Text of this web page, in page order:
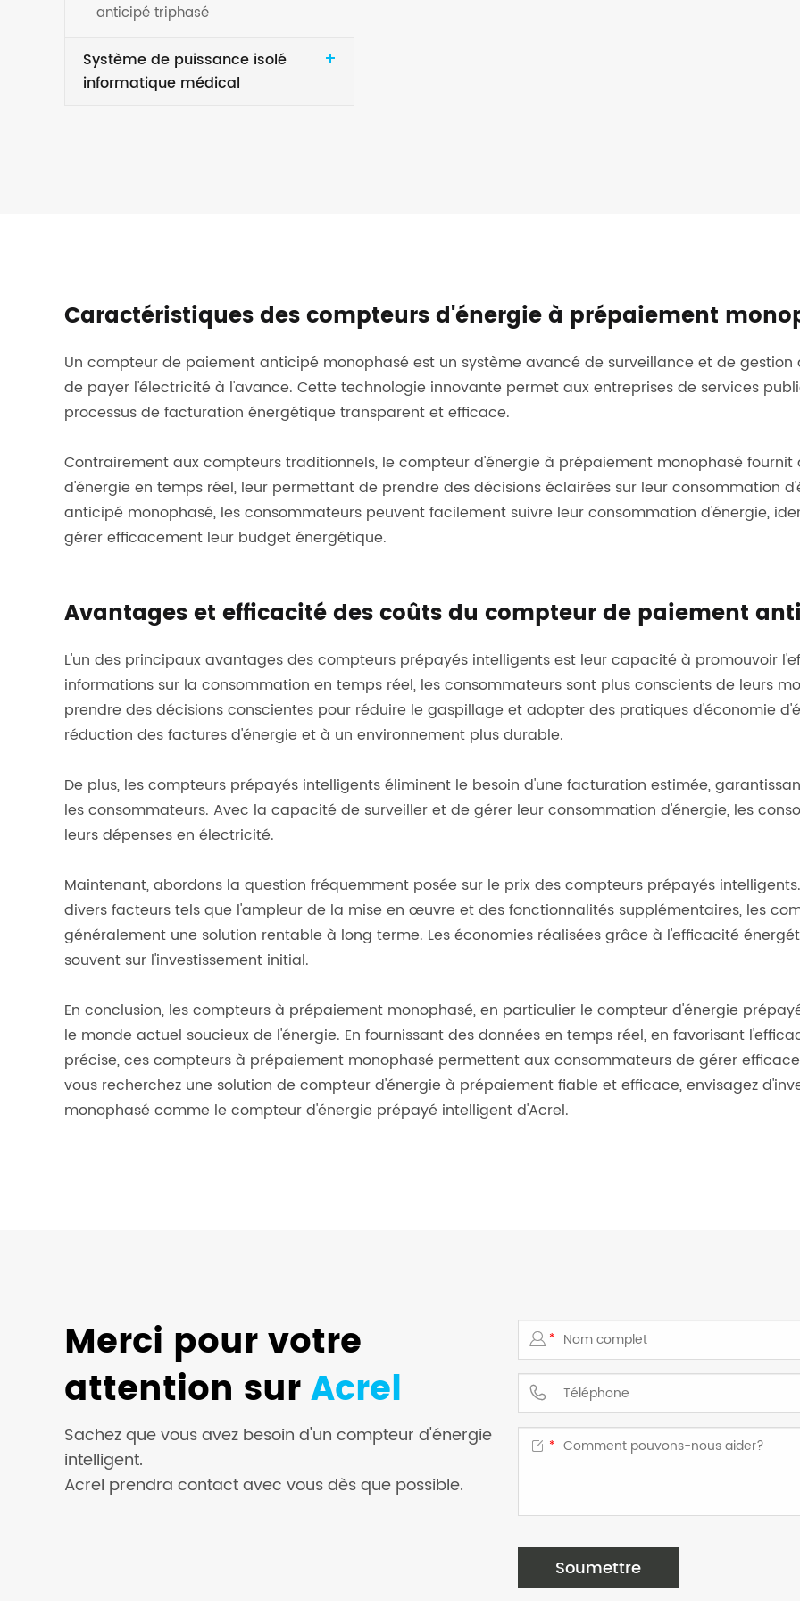
anticipé triphasé
Système de puissance isolé
informatique médical
Caractéristiques des compteurs d'énergie à prépaiement
Un compteur de paiement anticipé monophasé est un système avancé de surveillance et de
de payer l'électricité à l'avance. Cette technologie innovante permet aux entreprises de services
processus de facturation énergétique transparent et efficace.
Contrairement aux compteurs traditionnels, le compteur d'énergie à prépaiement monophasé
d'énergie en temps réel, leur permettant de prendre des décisions éclairées sur leur consommation
anticipé monophasé, les consommateurs peuvent facilement suivre leur consommation d'énergie,
gérer efficacement leur budget énergétique.
Avantages et efficacité des coûts du compteur de paiement
L'un des principaux avantages des compteurs prépayés intelligents est leur capacité à promouvoir
informations sur la consommation en temps réel, les consommateurs sont plus conscients de leurs
prendre des décisions conscientes pour réduire le gaspillage et adopter des pratiques d'économie
réduction des factures d'énergie et à un environnement plus durable.
De plus, les compteurs prépayés intelligents éliminent le besoin d'une facturation estimée,
les consommateurs. Avec la capacité de surveiller et de gérer leur consommation d'énergie, les
leurs dépenses en électricité.
Maintenant, abordons la question fréquemment posée sur le prix des compteurs prépayés
divers facteurs tels que l'ampleur de la mise en œuvre et des fonctionnalités supplémentaires, les
généralement une solution rentable à long terme. Les économies réalisées grâce à l'efficacité
souvent sur l'investissement initial.
En conclusion, les compteurs à prépaiement monophasé, en particulier le compteur d'énergie
le monde actuel soucieux de l'énergie. En fournissant des données en temps réel, en favorisant
précise, ces compteurs à prépaiement monophasé permettent aux consommateurs de gérer
vous recherchez une solution de compteur d'énergie à prépaiement fiable et efficace, envisagez
monophasé comme le compteur d'énergie prépayé intelligent d'Acrel.
Merci pour votre
attention surAcrel
Sachez que vous avez besoin d'un compteur d'énergie
intelligent.
Acrel prendra contact avec vous dès que possible.
*

*
Soumettre